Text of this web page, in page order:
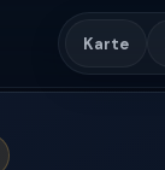
Karte